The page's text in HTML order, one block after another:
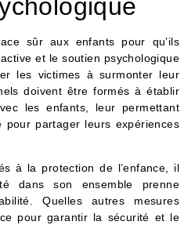
sûr aux enfants pour qu’ils
active et le soutien psychologique
les victimes à surmonter leur
doivent être formés à établir
les enfants, leur permettant
partager leurs expériences
à la protection de l’enfance, il
dans son ensemble prenne
Quelles autres mesures
pour garantir la sécurité et le